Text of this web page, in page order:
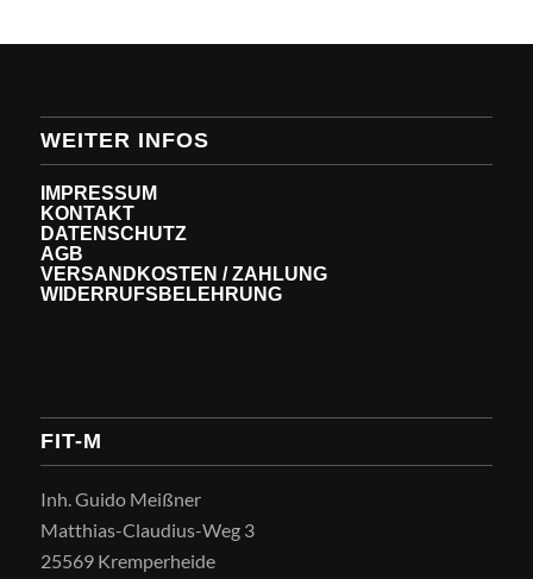
WEITER INFOS
IMPRESSUM
KONTAKT
DATENSCHUTZ
AGB
VERSANDKOSTEN / ZAHLUNG
WIDERRUFSBELEHRUNG
FIT-M
Inh. Guido Meißner
Matthias-Claudius-Weg 3
25569 Kremperheide